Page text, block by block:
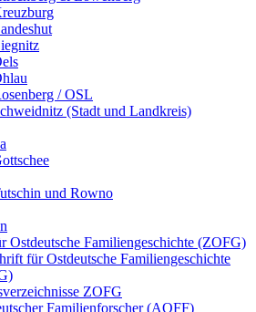
/ OSL
(Stadt und Landkreis)
und Rowno
Ostdeutsche Familiengeschichte (ZOFG)
für Ostdeutsche Familiengeschichte
ZOFG
Familienforscher (AOFF)